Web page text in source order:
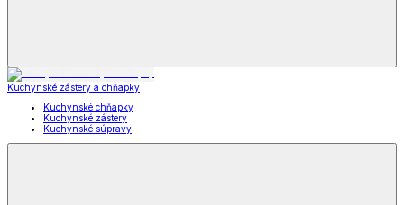
Kuchynské zástery a chňapky
Kuchynské chňapky
Kuchynské zástery
Kuchynské súpravy